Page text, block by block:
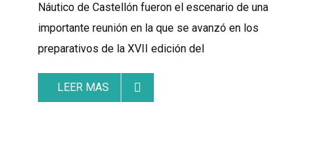
Náutico de Castellón fueron el escenario de una
importante reunión en la que se avanzó en los
preparativos de la XVII edición del
LEER MAS